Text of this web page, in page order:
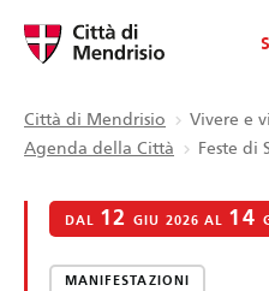
Città di Mendrisio Vivere e
Agenda della Città
Feste di
DAL 12 GIU 2026 AL 14
MANIFESTAZIONI